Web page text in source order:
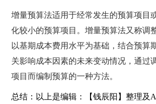
增量预算法适用于经常发生的预算项目
化较小的预算项目。增量预算法又称调
以基期成本费用水平为基础，结合预算
关影响成本因素的未来变动情况，通过
项目而编制预算的一种方法。
总结：以上是编辑：【钱辰阳】整理及